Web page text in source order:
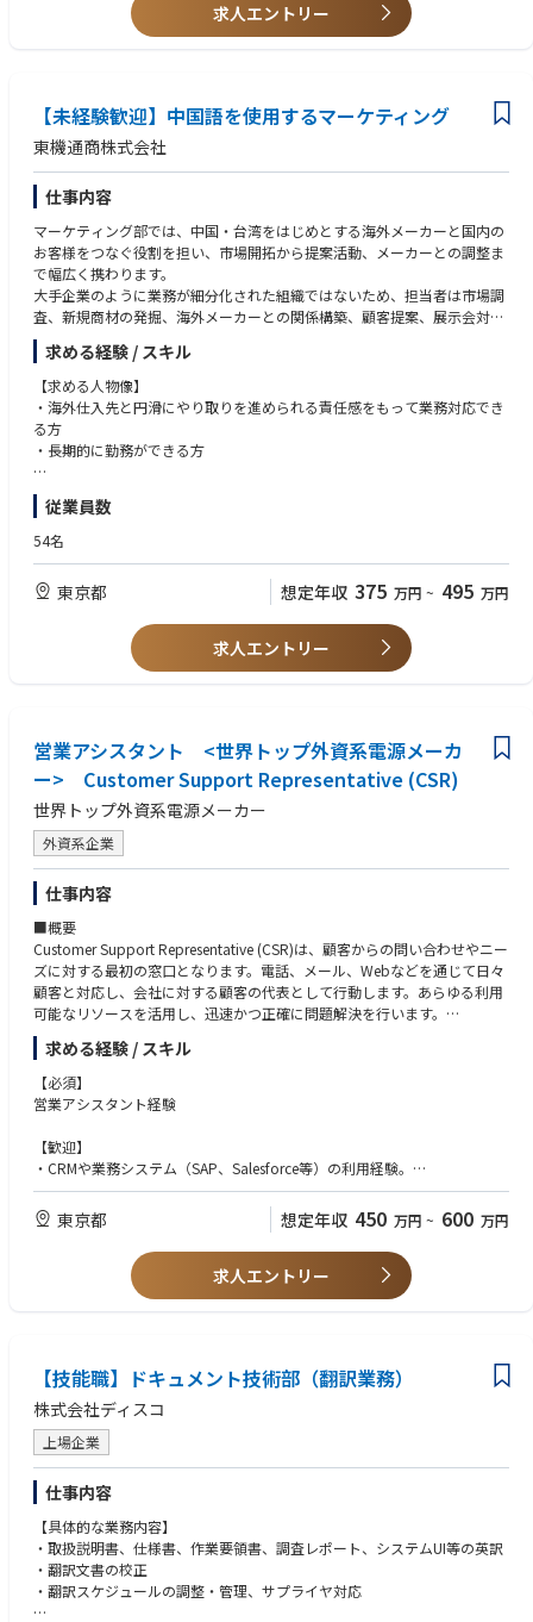
【人物像など】
フレキシビリティある方。明るい方。
求人エントリー
【未経験歓迎】中国語を使用するマーケティング
東機通商株式会社
仕事内容
マーケティング部では、中国・台湾をはじめとする海外メーカーと国内の
お客様をつなぐ役割を担い、市場開拓から提案活動、メーカーとの調整ま
で幅広く携わります。
大手企業のように業務が細分化された組織ではないため、担当者は市場調
査、新規商材の発掘、海外メーカーとの関係構築、顧客提案、展示会対
応、販売戦略の立案など、多岐にわたる業務を経験することができます。
そのため、商社ビジネスの実践的な知識とスキルを総合的に身につけるこ
とができます。
また、長年培ってきた安定した顧客基盤を持ちながら、新たな海外メーカ
ーや先進技術の導入にも積極的に取り組んでいます。
■魅力：
が可能!
・大手顧客との取引が多く、経営基盤も安定しているため⾧期的に働くこ
とができます!
・健康優良企業「銀の認定」取得企業、経済産業省2026健康経営優良法人
認定取得
1. 海外サプライヤー管理・見積精査と仕入先の開拓（台湾、中国）
営業部門からの依頼に基づく、海外仕入先への見積り依頼および価格交
渉。
原価妥当性の検証と、社内（営業部門）への見積回答。
2. 技術的営業サポート・販促資料作成
営業担当と同行し、顧客への製品説明・技術的なプレゼンテーションを実
施。
顧客ニーズに合わせた製品紹介資料や技術資料の作成サポート。
3. 海外工場の監査対応（品質保証・アテンド）
海外顧客による仕入先工場の実地監査（ファクトリーオートメーション）
の計画・実行。
監査合格に向けた、海外仕入先工場に対する事前指導および改善指摘。
監査当日の現場アテンドおよび技術通訳。
※海外出張頻度：1か月または2か月に1度（中国、台湾など）
■研修：
入社後、先輩社員や上⾧に同行しながら仕事を覚えて頂きます。また、東
京商工会議所の各種研修も受講可能です。
求める経験 / スキル
【求める人物像】
・海外仕入先と円滑にやり取りを進められる責任感をもって業務対応でき
る方
・⾧期的に勤務ができる方
【必須要件】
・ネイティブレベルの中国語
・ネイティブレベルの日本語
・社会人経験
・台湾・中国本土に知見のある方
・技術的内容を理解のできる方（理解する意欲のある方）
従業員数
54名
東京都 想定年収 375 万円 ~ 495 万円
求人エントリー
営業アシスタント <世界トップ外資系電源メーカ
ー> Customer Support Representative (CSR)
世界トップ外資系電源メーカー
外資系企業
仕事内容
■概要
Customer Support Representative (CSR)は、顧客からの問い合わせやニー
ズに対する最初の窓口となります。電話、メール、Webなどを通じて日々
顧客と対応し、会社に対する顧客の代表として行動します。あらゆる利用
可能なリソースを活用し、迅速かつ正確に問題解決を行います。
■職務内容（Responsibilities）
•見積から請求書発行までの一連のプロセスにおいて、顧客対応を全面的に
支援する責任を負う。
マーケティング、グローバルサポート、経理、技術、オペレーションなど
社内外の関係者と頻繁に連携する。
どを顧客に提供・更新する。
•請求業務および正確な記録管理を担当する。
•受注入力業務（Sales Order Entry）— 電源製品・スペアパーツ・SFDC（S
APでの処理）。
•サービスオーダー管理（Service Order Administration）— 電源製品・SFD
•デモ機・評価機（DEMO/EVAL）の管理プロセスを実行（記録、出荷、返
却、レポート）。
•チームの一員として協力し、メンバーを支援する。
•日々の業務を正確かつ確実に遂行する。
•業務スキル向上に努め、改善機会を特定し実行する。
求める経験 / スキル
【必須】
営業アシスタント経験
【歓迎】
・CRMや業務システム（SAP、Salesforce等）の利用経験。
・顧客中心かつ時間制約のある環境での業務経験があり、ある程度複雑な
顧客対応できる能力。
・受注処理、納期管理、顧客フォローなど、顧客対応業務の経験。
・社内外の顧客と効果的かつ前向き・専門的にコミュニケーション（口
頭・文書）ができる能力。
・優れた整理能力と高い注意力。
・時間管理能力があり、整理された形で業務を遂行し、迅速なフォローが
できること。
東京都 想定年収 450 万円 ~ 600 万円
求人エントリー
【技能職】ドキュメント技術部（翻訳業務）
株式会社ディスコ
上場企業
仕事内容
【具体的な業務内容】
・取扱説明書、仕様書、作業要領書、調査レポート、システムUI等の英訳
・翻訳文書の校正
・翻訳スケジュールの調整・管理、サプライヤ対応